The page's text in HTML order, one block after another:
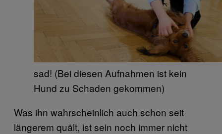
sad! (Bei diesen Aufnahmen ist kein
Hund zu Schaden gekommen)
Was ihn wahrscheinlich auch schon seit
längerem quält, ist sein noch immer nicht